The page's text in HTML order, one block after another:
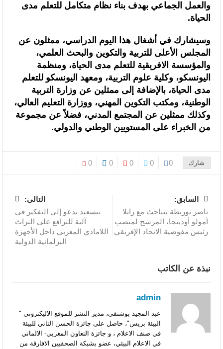
والعمل الجماعي بهدف بناء نظام متكامل للتعلم مدى
الحياة.
وسيشارك في أشغال هذا اليوم الدراسي، ممثلون عن
المجلس الأعلى للتربية والتكوين والبحث العلمي،
والمؤسسة الافريقية للتعلم مدى الحياة، ومنظمة
اليونسكو، وكلية علوم التربية، ومعهد اليونسكو للتعلم
مدى الحياة، بالإضافة إلى ممثلين عن وزارة التربية
الوطنية، ومكتب التكوين المهني، ووزارة التعليم العالي،
وكذلك ممثلين عن المجتمع المدني، فضلاً عن مجموعة
من الخبراء على المستويين الوطني والدولي.
شارك 0
0
0
0
0
السابق:
ناصر بوريطة يتباحث مع رايلا
أمولو أودينجا، المرشح لمنصب
رئيس مفوضية الاتحاد الإفريقي
التالى:
بنسعيد يدعو إلى التفكير في
آلية للترافع على التراث
اللامادي المغربي داخل الأجهزة
البرلمانية الدولية
نبذة عن الكاتب
admin
عبد المجيد بوشنفى، مدير النشر للموقع الاليكتروني "
البيئة بريس"، حاصل على جائزة الحسن الثاني للبيئة
في صنف الاعلام ، و جائزة التعاون المغربي- الالماني
في الاعلام البيئي، عضو بشبكة الصحفيين الافارقة من